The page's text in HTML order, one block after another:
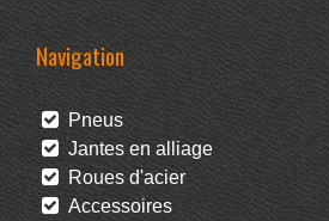
Navigation
Pneus
Jantes en alliage
Roues d'acier
Accessoires